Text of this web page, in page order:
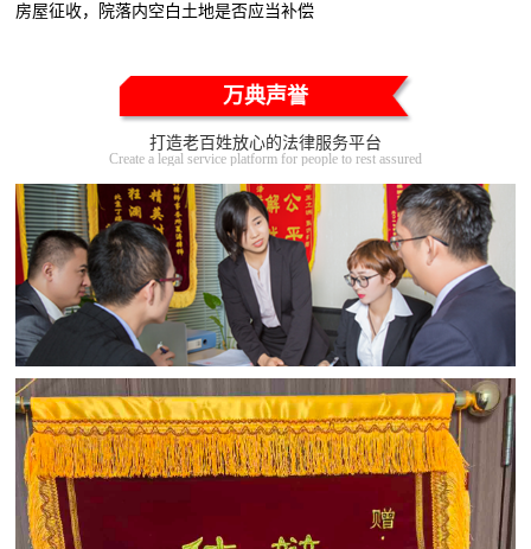
房屋征收，院落内空白土地是否应当补偿
万典声誉
打造老百姓放心的法律服务平台
Create a legal service platform for people to rest assured